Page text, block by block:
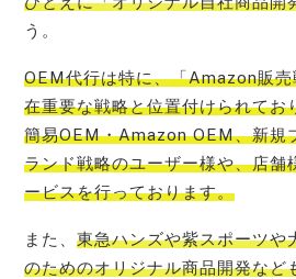
う。
OEM代行は特に、「Amazon販売
在重要な戦略と位置付けられて
簡易OEM・Amazon OEM、新規
ランド戦略のユーザー様や、店舗
ービスを行っております。
また、東急ハンズや紫スポーツや
のためのオリジナル商品開発など